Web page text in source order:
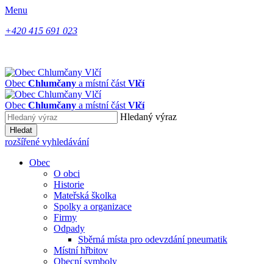
Menu
+420 415 691 023
Obec Chlumčany a místní část Vlčí
Obec Chlumčany a místní část Vlčí
Hledaný výraz
Hledat
rozšířené vyhledávání
Obec
O obci
Historie
Mateřská školka
Spolky a organizace
Firmy
Odpady
Sběrná místa pro odevzdání pneumatik
Místní hřbitov
Obecní symboly